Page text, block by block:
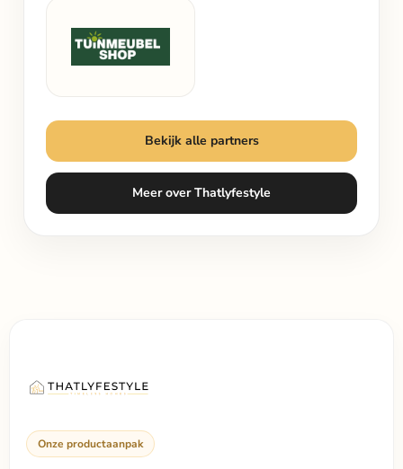
Bekijk alle partners
Meer over Thatlyfestyle
Onze productaanpak